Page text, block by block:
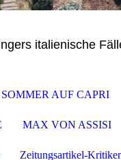
italienische
AUF CAPRI
MAX VON ASSISI
Zeitungsartikel-